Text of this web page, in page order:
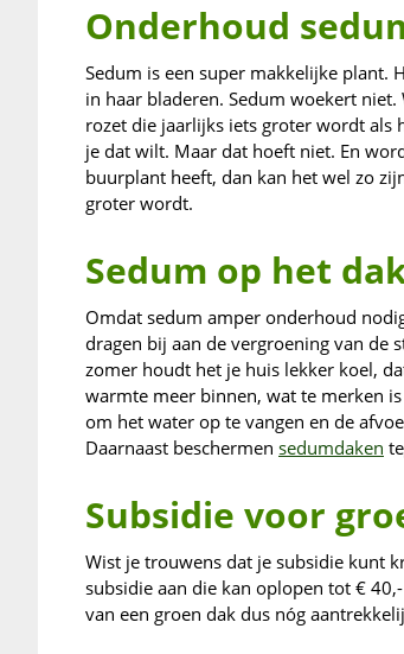
Onderhoud
Sedum is een super makkelijke plant.
in haar bladeren. Sedum woekert
rozet die jaarlijks iets groter wordt als
je dat wilt. Maar dat hoeft niet. En
buurplant heeft, dan kan het wel zo
groter wordt.
Sedum op het
Omdat sedum amper onderhoud
dragen bij aan de vergroening van de
zomer houdt het je huis lekker koel,
warmte meer binnen, wat te merken
om het water op te vangen en de
Daarnaast beschermen sedumdaken
Subsidie voor
Wist je trouwens dat je subsidie kunt
subsidie aan die kan oplopen tot €
van een groen dak dus nóg